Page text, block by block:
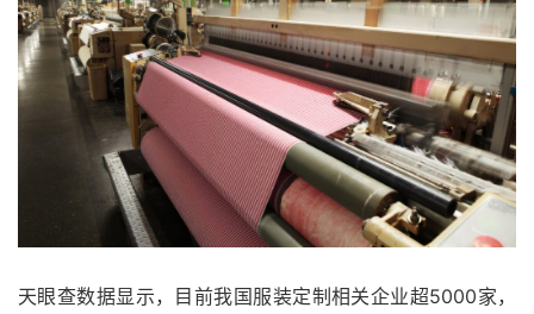
天眼查数据显示，目前我国服装定制相关企业超5000家，